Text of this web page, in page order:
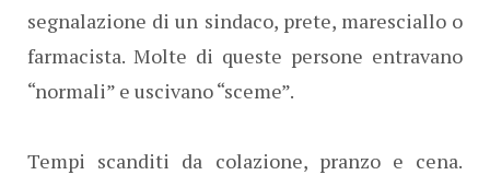
segnalazione di un sindaco, prete, maresciallo o
farmacista. Molte di queste persone entravano
“normali” e uscivano “sceme”.
Tempi scanditi da colazione, pranzo e cena.